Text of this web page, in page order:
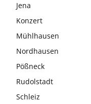
Jena
Konzert
Mühlhausen
Nordhausen
Pößneck
Rudolstadt
Schleiz